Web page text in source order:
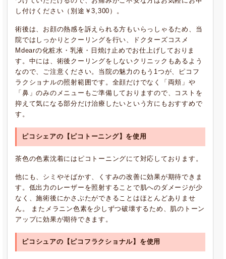
し付けください（別途￥3,300）。
術後は、お顔の熱感を訴えられる方もいらっしゃるため、当
院ではしっかりとクーリングを行い、ドクターズコスメ
Mdearの化粧水・乳液・日焼け止めでお仕上げしておりま
す。中には、術後クーリングをしないクリニックもあるよう
なので、ご注意ください。当院の魅力のもう1つが、ピコフ
ラクショナルの照射範囲です。全顔だけでなく「両頬」や
「鼻」のみのメニューもご準備しておりますので、コストを
抑えて気になる部分だけ治療したいという方にもおすすめで
す。
ピコシェアの【ピコトーニング】を使用
茶色の色素沈着にはピコトーニングにて対応しております。
他にも、シミやそばかす、くすみの改善に効果が期待できま
す。低出力のレーザーを照射することで肌へのダメージが少
なく、施術後にかさぶたができることはほとんどありませ
ん。 またメラニン色素を少しずつ破壊するため、肌のトーン
アップに効果が期待できます。
ピコシュアの【ピコフラクショナル】を使用